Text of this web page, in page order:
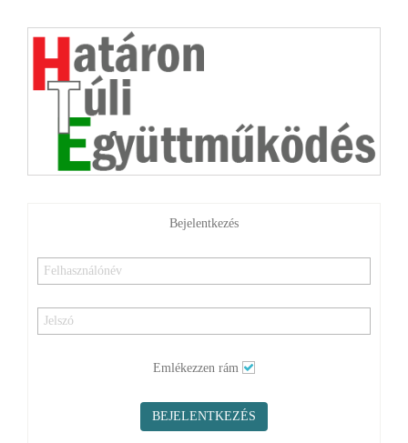
Bejelentkezés
Emlékezzen rám
BEJELENTKEZÉS